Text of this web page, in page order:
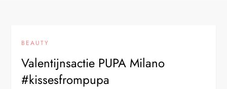
BEAUTY
Valentijnsactie PUPA Milano
#kissesfrompupa